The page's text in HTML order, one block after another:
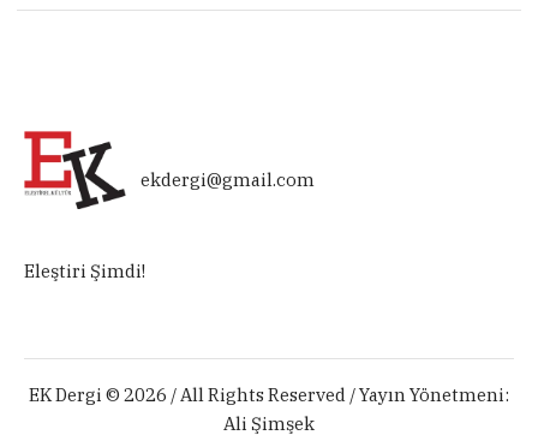
ekdergi@gmail.com
Eleştiri Şimdi!
EK Dergi © 2026 / All Rights Reserved / Yayın Yönetmeni:
Ali Şimşek